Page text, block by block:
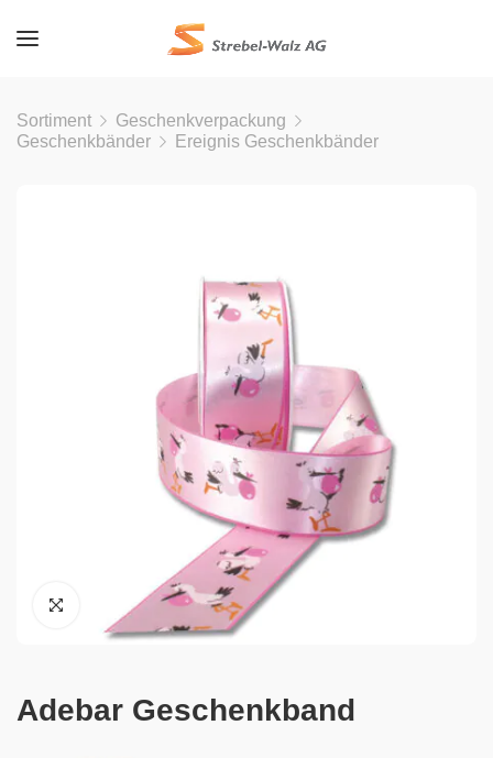
Sortiment
Geschenkverpackung
Geschenkbänder
Ereignis Geschenkbänder
Adebar Geschenkband